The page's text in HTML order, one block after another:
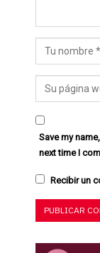
Save my
next time I
Recibir un